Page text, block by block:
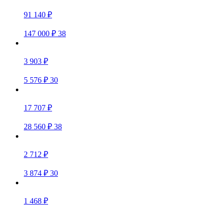
91 140 ₽
147 000 ₽ 38
3 903 ₽
5 576 ₽ 30
17 707 ₽
28 560 ₽ 38
2 712 ₽
3 874 ₽ 30
1 468 ₽